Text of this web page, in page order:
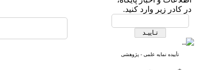
وزارت بهداشت و درمان
* Index Medicus for the
در کادر زیر وارد کنید.
تأییده نمایه علمی - پژوهشی